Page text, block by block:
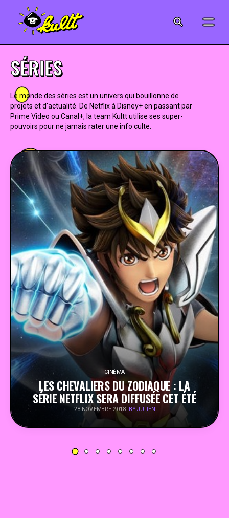
MUSIQUE
ART
JEUX-VIDÉO
VINTAGE
PEOPLE
FOOD
BONS PLANS
SOUTENEZ KULTT
SÉRIES
Le monde des séries est un univers qui bouillonne de
projets et d'actualité. De Netflix à Disney+ en passant par
Prime Video ou Canal+, la team Kultt utilise ses super-
pouvoirs pour ne jamais rater une info culte.
CINÉMA
LES CHEVALIERS DU ZODIAQUE : LA
SÉRIE NETFLIX SERA DIFFUSÉE CET ÉTÉ
28 NOVEMBRE 2018 BY JULIEN